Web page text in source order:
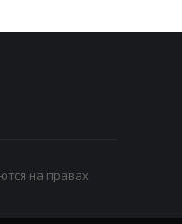
на правах